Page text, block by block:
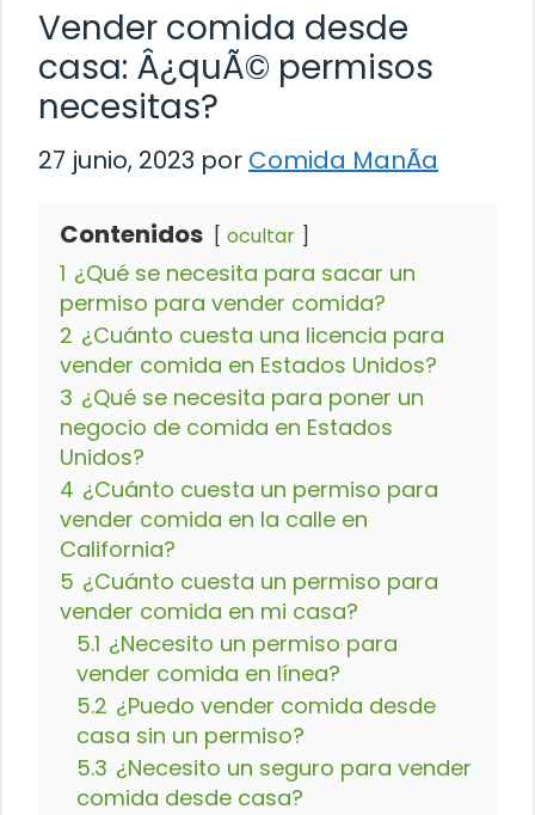
Vender comida desde
casa: Â¿quÃ© permisos
necesitas?
27 junio, 2023 por Comida ManÃ­a
Contenidos ocultar
1 ¿Qué se necesita para sacar un
permiso para vender comida?
2 ¿Cuánto cuesta una licencia para
vender comida en Estados Unidos?
3 ¿Qué se necesita para poner un
negocio de comida en Estados
Unidos?
4 ¿Cuánto cuesta un permiso para
vender comida en la calle en
California?
5 ¿Cuánto cuesta un permiso para
vender comida en mi casa?
5.1 ¿Necesito un permiso para
vender comida en línea?
5.2 ¿Puedo vender comida desde
casa sin un permiso?
5.3 ¿Necesito un seguro para vender
comida desde casa?